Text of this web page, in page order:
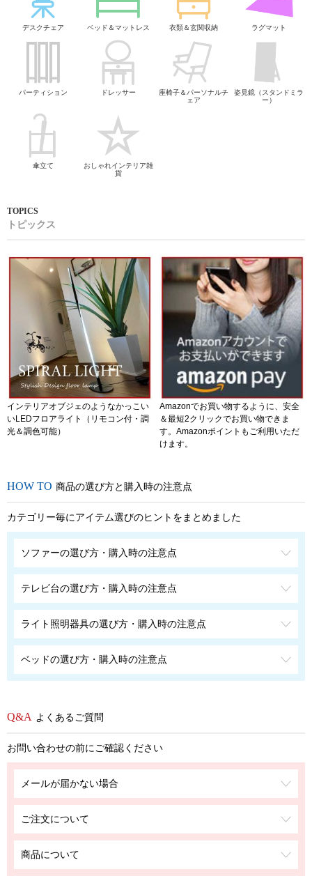
デスクチェア ベッド＆マットレス 衣類＆玄関収納 ラグマット
パーティション ドレッサー
座椅子＆パーソナルチ
ェア
姿見鏡（スタンドミラ
ー）
傘立て
おしゃれインテリア雑
貨
トピックス
インテリアオブジェのようなかっこい
いLEDフロアライト（リモコン付・調
光＆調色可能）
Amazonでお買い物するように、安全
＆最短2クリックでお買い物できま
す。Amazonポイントもご利用いただ
けます。
商品の選び方と購入時の注意点
カテゴリー毎にアイテム選びのヒントをまとめました
ソファーの選び方・購入時の注意点
テレビ台の選び方・購入時の注意点
ライト照明器具の選び方・購入時の注意点
ベッドの選び方・購入時の注意点
よくあるご質問
お問い合わせの前にご確認ください
メールが届かない場合
ご注文について
商品について